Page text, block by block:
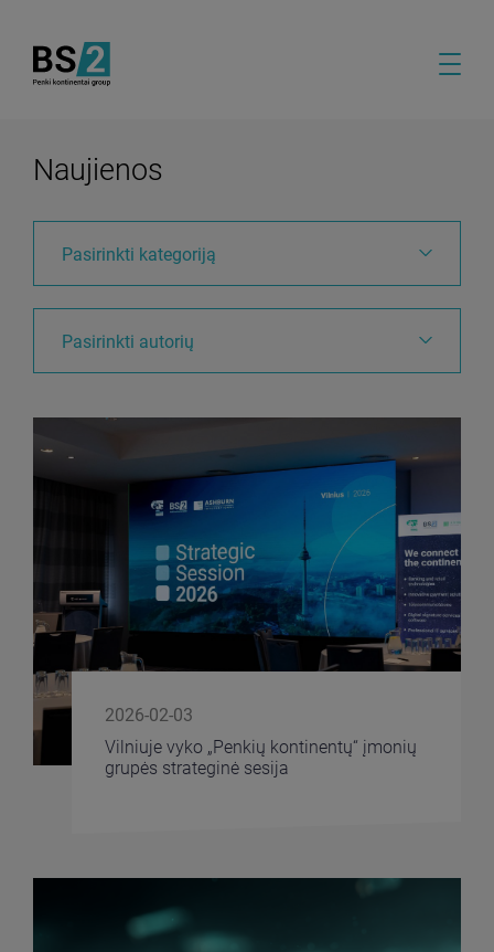
Naujienos
Pasirinkti kategoriją
Pasirinkti autorių
2026-02-03
Vilniuje vyko „Penkių kontinentų“ įmonių
grupės strateginė sesija